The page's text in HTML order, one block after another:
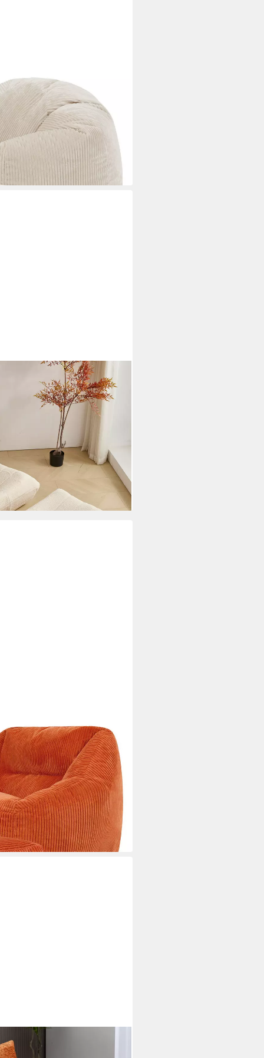
Kinder
dir
Wohnzimmer, modernes
Lehnsessel mit
2 St.,
Relaxsessel
dir
Sessel, 1 x Fußhocker),
für Erwachsene & Kinder,
dir
Premium Sofa mit 3